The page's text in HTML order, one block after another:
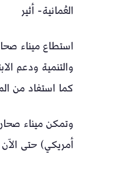
العُمانية- أثير
استطاع ميناء
والتنمية ودعم
كما استفاد من
أمريكي) حتى